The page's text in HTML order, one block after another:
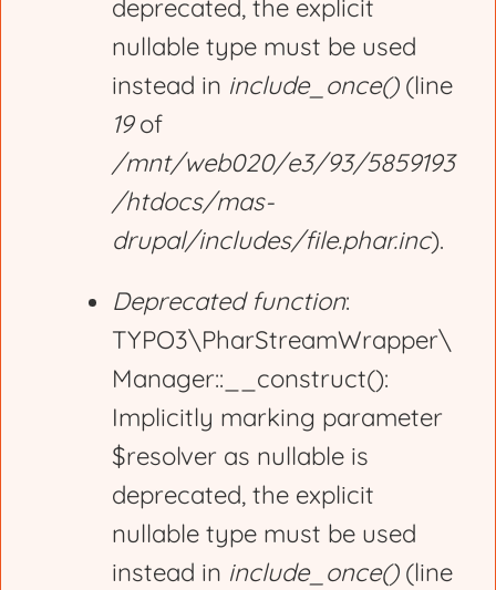
deprecated, the explicit
nullable type must be used
instead in include_once()(line
19of
/mnt/web020/e3/93/5859193
/htdocs/mas-
drupal/includes/file.phar.inc).
Deprecated function:
TYPO3\PharStreamWrapper\
Manager::__construct():
Implicitly marking parameter
$resolver as nullable is
deprecated, the explicit
nullable type must be used
instead in include_once()(line